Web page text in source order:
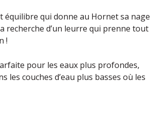
équilibre qui donne au Hornet sa nage
recherche d’un leurre qui prenne tout
!
pour les eaux plus profondes,
couches d’eau plus basses où les